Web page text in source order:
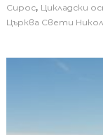
Сирос, Цикладски
Църква Свети